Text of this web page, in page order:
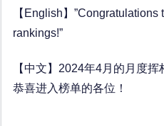
【English】
rankings!”
【中文】2024年4月的月度挥
恭喜进入榜单的各位！